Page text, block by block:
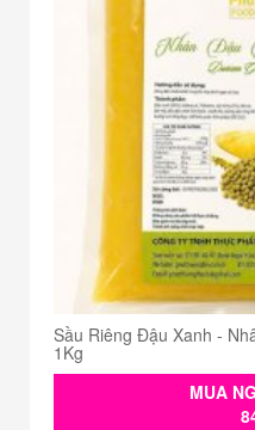
Sầu Riêng Đậu Xanh -
1Kg
MUA